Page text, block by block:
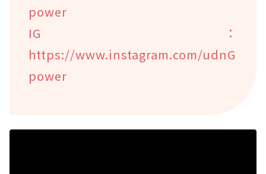
power
IG：
https://www.instagram.com/udnG
power